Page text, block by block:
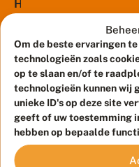
Om de beste ervaringen
technologieën zoals
op te slaan en/of te
technologieën kunnen wij
unieke ID's op deze site
geeft of uw toestemming
hebben op bepaalde
n
bijna
einde
en...
w
r
!
worden
gemeld
op
invoerportalen
als
Waarneming.nl
en
Telmee.nl.
Met
deze
H
o
m
e
l
s
i
n
d
e
e
In
Nederland
liggen
tienduizenden
hectares
grasland
die
voor